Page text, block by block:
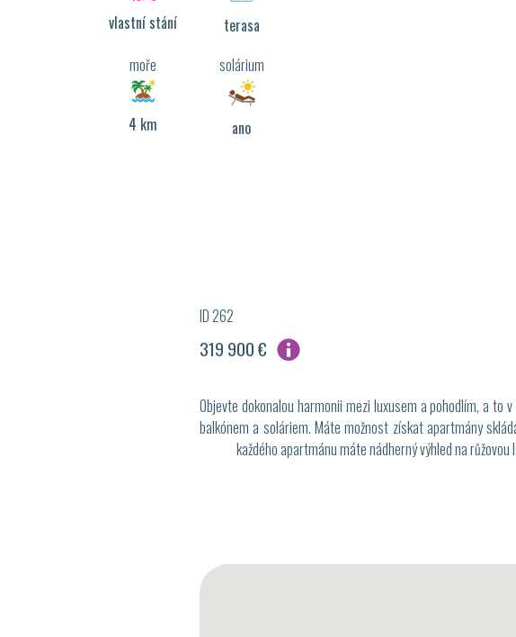
vlastní stání
terasa
moře
4 km
solárium
ano
ID 262
319 900 €
Objevte dokonalou harmonii mezi luxusem a pohodlím, a
balkónem a soláriem. Máte možnost získat apartmány
každého apartmánu máte nádherný výhled na